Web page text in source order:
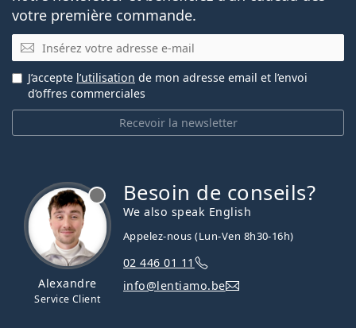
votre première commande.
E-mail
Recevoir la newsletter
J’accepte l’utilisation de mon adresse email et l’envoi
d’offres commerciales
Alexandre
Service Client
Besoin de conseils?
We also speak English
Appelez-nous (Lun-Ven 8h30-16h)
02 446 01 11
info@lentiamo.be